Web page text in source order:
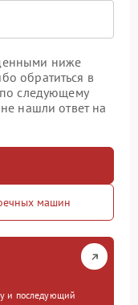
ниже
обратиться в
следующему
нашли ответ на
машин
и последующий